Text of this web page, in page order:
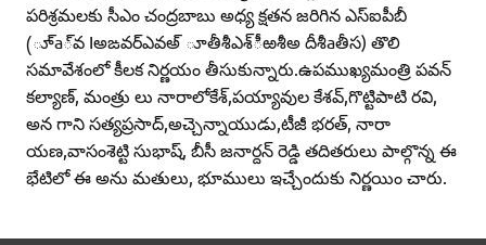
పరిశ్రమలకు సీఎం చంద్రబాబు అధ్య క్షతన జరిగిన ఎస్‌ఐపీబీ
(ూ్‌a్‌వ Iఅఙవర్‌ఎవఅ్‌ ూతీశీఎశ్‌ీఱశీఅ దీశీaతీస) తొలి
సమావేశంలో కీలక నిర్ణయం తీసుకున్నారు.ఉపముఖ్యమంత్రి పవన్‌
కల్యాణ్‌, మంత్రు లు నారాలోకేశ్‌,పయ్యావుల కేశవ్‌,గొట్టిపాటి రవి,
అన గాని సత్యప్రసాద్‌,అచ్చెన్నాయుడు,టీజీ భరత్‌, నారా
యణ,వాసంశెట్టి సుభాష్‌, బీసీ జనార్దన్‌ రెడ్డి తదితరులు పాల్గొన్న ఈ
భేటిలో ఈ అను మతులు, భూములు ఇచ్చేందుకు నిర్ణయిం చారు.